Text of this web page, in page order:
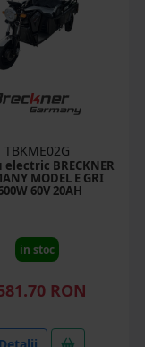
TBKME02G
BRECKNER
MODEL E GRI
60V 20AH
in stoc
RON